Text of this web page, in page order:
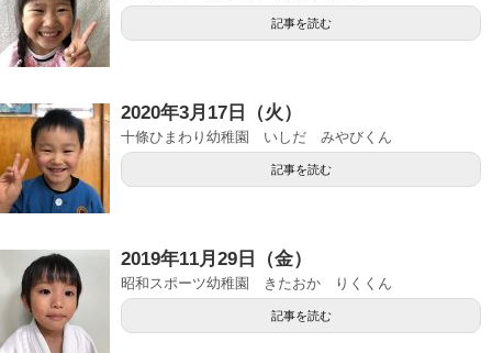
記事を読む
2020年3月17日（火）
十條ひまわり幼稚園 いしだ みやびくん
記事を読む
2019年11月29日（金）
昭和スポーツ幼稚園 きたおか りくくん
記事を読む